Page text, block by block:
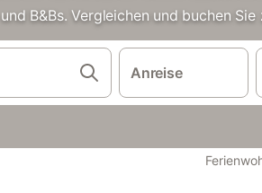
B&Bs. Vergleichen und buchen Sie
Anreise